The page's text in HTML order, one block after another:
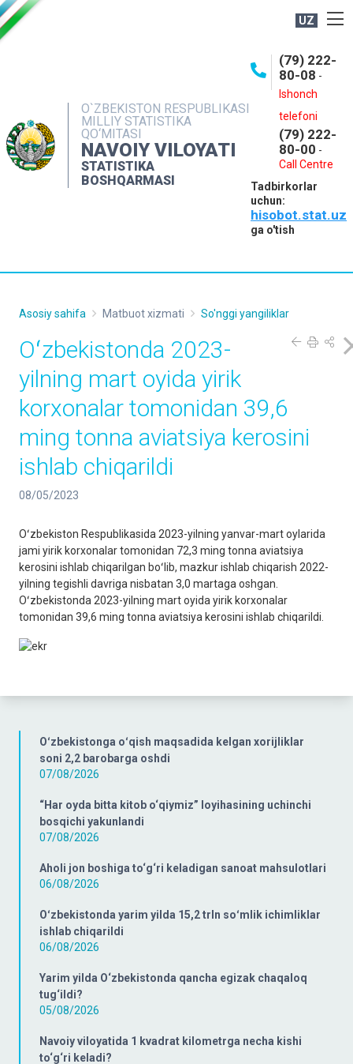
UZ
O`ZBEKISTON RESPUBLIKASI
MILLIY STATISTIKA
QO‘MITASI
NAVOIY VILOYATI
STATISTIKA
BOSHQARMASI
(79) 222-
80-08 -
Ishonch
telefoni
(79) 222-
80-00 -
Call Centre
Tadbirkorlar
uchun:
hisobot.stat.uz
ga o'tish
OCHIQ MA'LUMOTLAR
INTERAKTIV XIZMATLAR
MUROJAATLAR
Oʻzbekistonga oʻqish maqsadida kelgan xorijliklar
soni 2,2 barobarga oshdi
07/08/2026
“Har oyda bitta kitob o‘qiymiz” loyihasining uchinchi
bosqichi yakunlandi
07/08/2026
Aholi jon boshiga to‘g‘ri keladigan sanoat mahsulotlari
06/08/2026
Oʻzbekistonda yarim yilda 15,2 trln soʻmlik ichimliklar
ishlab chiqarildi
06/08/2026
Yarim yilda O‘zbekistonda qancha egizak chaqaloq
tug‘ildi?
05/08/2026
Navoiy viloyatida 1 kvadrat kilometrga necha kishi
to‘g‘ri keladi?
Asosiy sahifa Matbuot xizmati So'nggi yangiliklar
Oʻzbekistonda 2023-
yilning mart oyida yirik
korxonalar tomonidan 39,6
ming tonna aviatsiya kerosini
ishlab chiqarildi
08/05/2023
Oʻzbekiston Respublikasida 2023-yilning yanvar-mart oylarida
jami yirik korxonalar tomonidan 72,3 ming tonna aviatsiya
kerosini ishlab chiqarilgan boʻlib, mazkur ishlab chiqarish 2022-
yilning tegishli davriga nisbatan 3,0 martaga oshgan.
Oʻzbekistonda 2023-yilning mart oyida yirik korxonalar
tomonidan 39,6 ming tonna aviatsiya kerosini ishlab chiqarildi.